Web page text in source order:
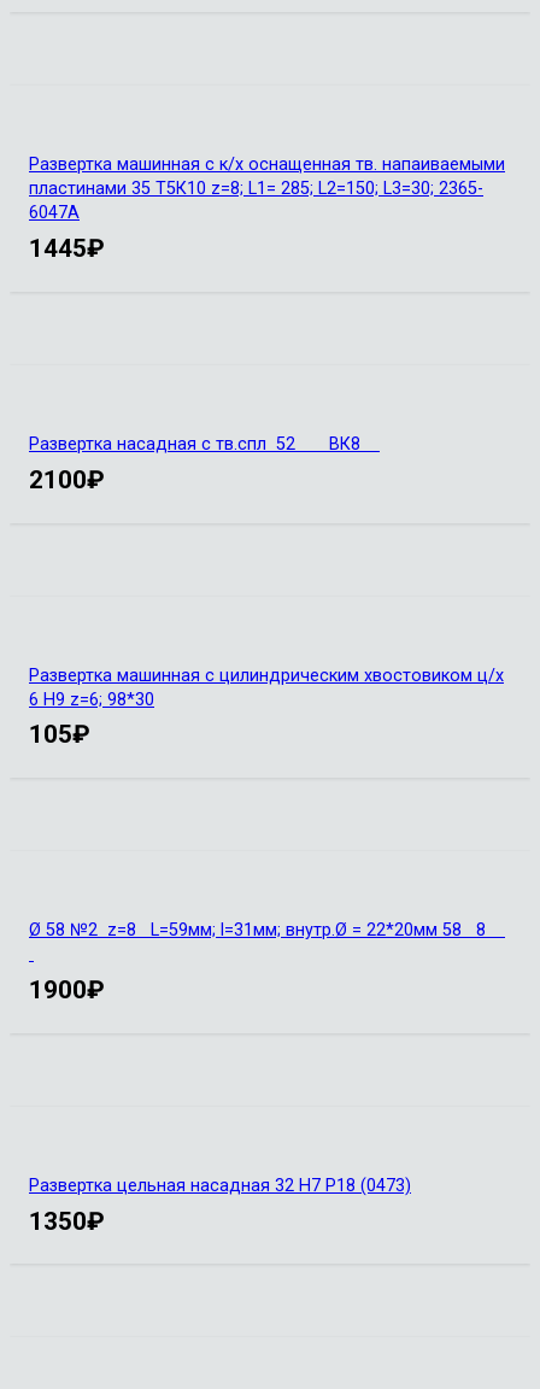
Развертка машинная с к/х оснащенная тв. напаиваемыми
пластинами 35 Т5К10 z=8; L1= 285; L2=150; L3=30; 2365-
6047А
1445₽
Развертка насадная с тв.спл 52 ВК8
2100₽
Развертка машинная с цилиндрическим хвостовиком ц/х
6 H9 z=6; 98*30
105₽
Ø 58 №2 z=8 L=59мм; l=31мм; внутр.Ø = 22*20мм 58 8
1900₽
Развертка цельная насадная 32 Н7 Р18 (0473)
1350₽